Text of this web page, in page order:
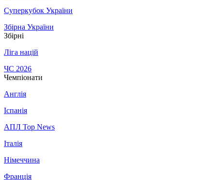
Суперкубок України
Збірна України
Збірні
Ліга націй
ЧС 2026
Чемпіонати
Англія
Іспанія
АПЛ Top News
Італія
Німеччина
Франція